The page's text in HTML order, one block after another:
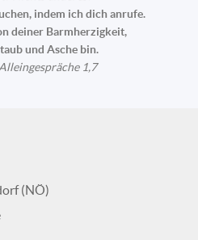
indem ich dich anrufe.
deiner Barmherzigkeit,
und Asche bin.
1,7
(NÖ)